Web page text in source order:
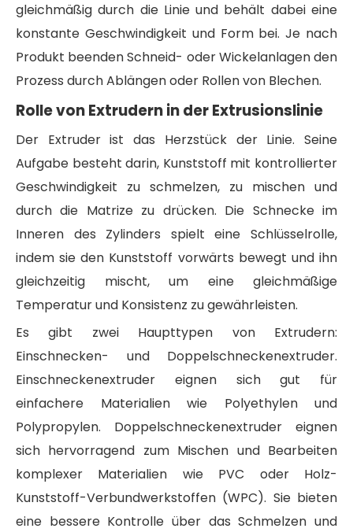
gleichmäßig durch die Linie und behält dabei eine
konstante Geschwindigkeit und Form bei. Je nach
Produkt beenden Schneid- oder Wickelanlagen den
Prozess durch Ablängen oder Rollen von Blechen.
Rolle von Extrudern in der Extrusionslinie
Der Extruder ist das Herzstück der Linie. Seine
Aufgabe besteht darin, Kunststoff mit kontrollierter
Geschwindigkeit zu schmelzen, zu mischen und
durch die Matrize zu drücken. Die Schnecke im
Inneren des Zylinders spielt eine Schlüsselrolle,
indem sie den Kunststoff vorwärts bewegt und ihn
gleichzeitig mischt, um eine gleichmäßige
Temperatur und Konsistenz zu gewährleisten.
Es gibt zwei Haupttypen von Extrudern:
Einschnecken- und Doppelschneckenextruder.
Einschneckenextruder eignen sich gut für
einfachere Materialien wie Polyethylen und
Polypropylen. Doppelschneckenextruder eignen
sich hervorragend zum Mischen und Bearbeiten
komplexer Materialien wie PVC oder Holz-
Kunststoff-Verbundwerkstoffen (WPC). Sie bieten
eine bessere Kontrolle über das Schmelzen und